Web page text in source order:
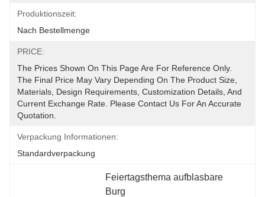
Produktionszeit:
Nach Bestellmenge
PRICE:
The Prices Shown On This Page Are For Reference Only.
The Final Price May Vary Depending On The Product Size,
Materials, Design Requirements, Customization Details, And
Current Exchange Rate. Please Contact Us For An Accurate
Quotation.
Verpackung Informationen:
Standardverpackung
Feiertagsthema aufblasbare
Burg